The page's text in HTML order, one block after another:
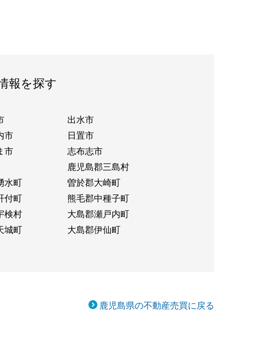
報を探す
出水市
市
日置市
市
志布志市
鹿児島郡三島村
水町
曽於郡大崎町
付町
熊毛郡中種子町
検村
大島郡瀬戸内町
城町
大島郡伊仙町
鹿児島県の不動産売買に戻る